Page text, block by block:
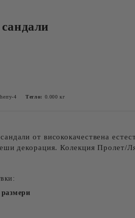
4 Тегло: 0.000 кг
от висококачествена
декорация. Колекция Пролет/